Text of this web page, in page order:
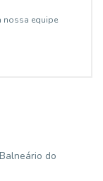
nossa equipe
do